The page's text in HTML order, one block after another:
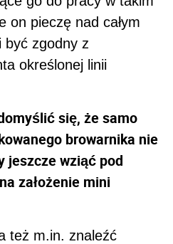
też m.in. znaleźć
jeśli już
jako
o powierzchnię
niż 300 m kw.
części restauracyjnej, a
czy leżakowni.
taką która